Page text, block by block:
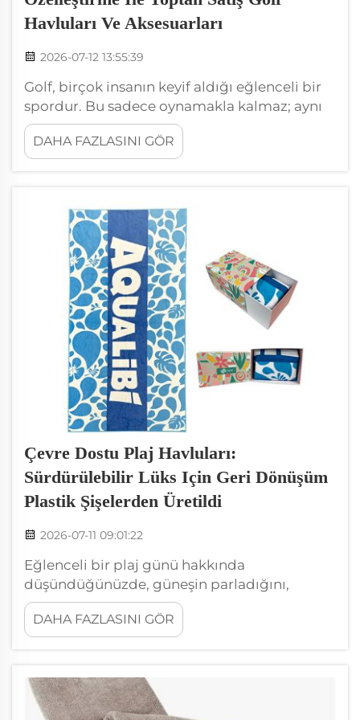
Havluları Ve Aksesuarları
2026-07-12 13:55:39
Golf, birçok insanın keyif aldığı eğlenceli bir
spordur. Bu sadece oynamakla kalmaz; aynı
zamanda doğru ekipmana sahip olmak da
önemlidir. Golfçüler için en önemli
eşyalarından biri iyi bir havlu olur. İşte bu
DAHA FAZLASINI GÖR
Çevre Dostu Plaj Havluları:
Sürdürülebilir Lüks Için Geri Dönüşüm
Plastik Şişelerden Üretildi
2026-07-11 09:01:22
Eğlenceli bir plaj günü hakkında
düşündüğünüzde, güneşin parladığını,
dalgaların çarptığını ve rahatlayacağınız
mükemmel bir plaj havlusunu hayal
edebilirsiniz. Ancak size, aynı zamanda
mikrofiber bir plaj havlusuna sahip
olabileceğinizi söyles...
DAHA FAZLASINI GÖR